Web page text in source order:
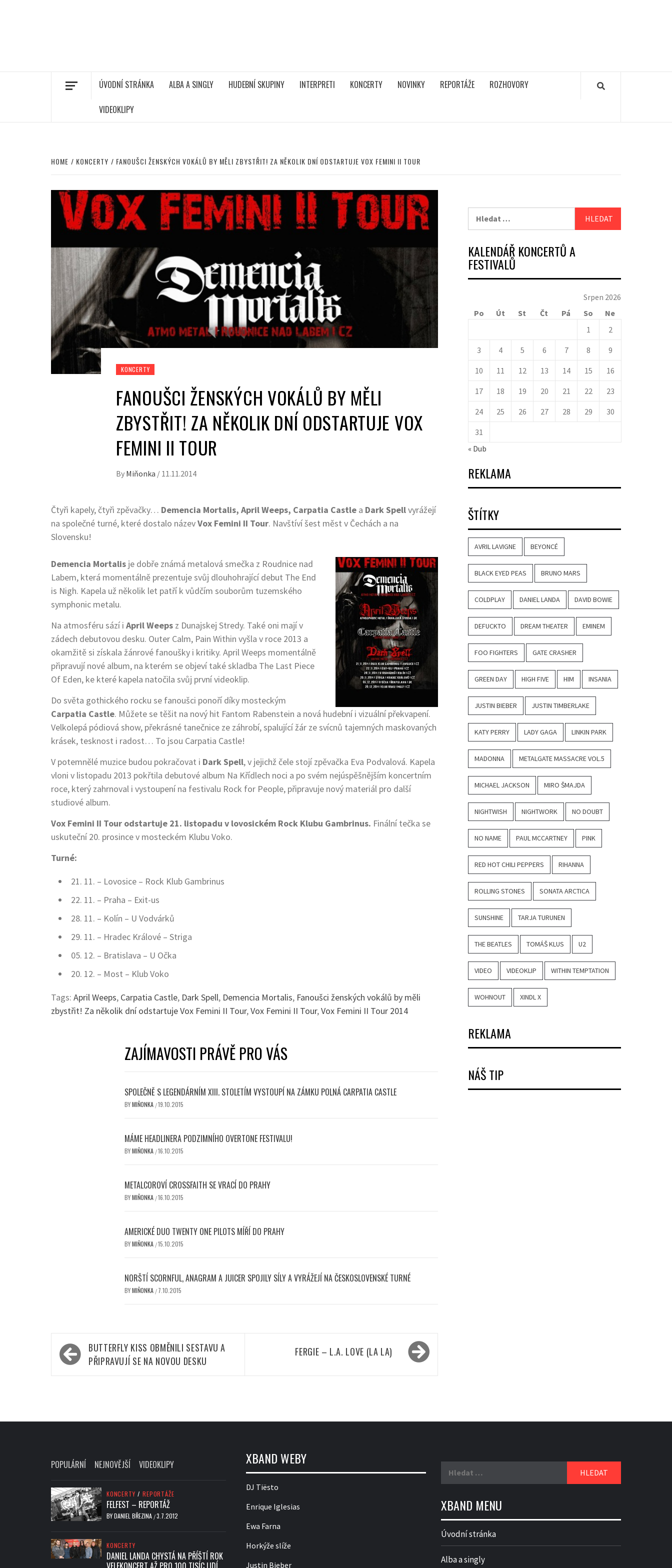
ÚVODNÍ STRÁNKA ALBA A SINGLY HUDEBNÍ SKUPINY INTERPRETI KONCERTY NOVINKY REPORTÁŽE ROZHOVORY
VIDEOKLIPY
HOME KONCERTY FANOUŠCI ŽENSKÝCH VOKÁLŮ BY MĚLI ZBYSTŘIT! ZA NĚKOLIK DNÍ ODSTARTUJE VOX FEMINI II TOUR
KONCERTY
FANOUŠCI ŽENSKÝCH VOKÁLŮ BY MĚLI
ZBYSTŘIT! ZA NĚKOLIK DNÍ ODSTARTUJE VOX
FEMINI II TOUR
By Miňonka / 11.11.2014
Čtyři kapely, čtyři zpěvačky… Demencia Mortalis, April Weeps, Carpatia Castle a Dark Spellvyrážejí
na společné turné, které dostalo názevVox Femini II Tour. Navštíví šest měst v Čechách a na
Slovensku!
Demencia Mortalis je dobře známá metalová smečka z Roudnice nad
Labem, která momentálně prezentuje svůj dlouhohrající debut The End
is Nigh. Kapela už několik let patří k vůdčím souborům tuzemského
symphonic metalu.
Na atmosféru sází i April Weeps z Dunajskej Stredy. Také oni mají v
zádech debutovou desku. Outer Calm, Pain Within vyšla v roce 2013 a
okamžitě si získala žánrové fanoušky i kritiky. April Weeps momentálně
připravují nové album, na kterém se objeví také skladba The Last Piece
Of Eden, ke které kapela natočila svůj první videoklip.
Do světa gothického rocku se fanoušci ponoří díky mosteckým
Carpatia Castle. Můžete se těšit na nový hit Fantom Rabenstein a nová hudební i vizuální překvapení.
Velkolepá pódiová show, překrásné tanečnice ze záhrobí, spalující žár ze svícnů tajemných maskovaných
krásek, tesknost i radost… To jsou Carpatia Castle!
V potemnělé muzice budou pokračovat i Dark Spell, v jejichž čele stojí zpěvačka Eva Podvalová. Kapela
vloni v listopadu 2013 pokřtila debutové album Na Křídlech noci a po svém nejúspěšnějším koncertním
roce, který zahrnoval i vystoupení na festivalu Rock for People, připravuje nový materiál pro další
studiové album.
Vox Femini II Tour odstartuje 21. listopadu v lovosickém Rock Klubu Gambrinus. Finální tečka se
uskuteční 20. prosince v mosteckém Klubu Voko.
Turné:
21. 11. – Lovosice – Rock Klub Gambrinus
22. 11. – Praha – Exit-us
28. 11. – Kolín – U Vodvárků
29. 11. – Hradec Králové – Striga
05. 12. – Bratislava – U Očka
20. 12. – Most – Klub Voko
Tags: April Weeps, Carpatia Castle, Dark Spell, Demencia Mortalis, Fanoušci ženských vokálů by měli
zbystřit! Za několik dní odstartuje Vox Femini II Tour,Vox Femini II Tour,Vox Femini II Tour 2014
ZAJÍMAVOSTI PRÁVĚ PRO VÁS
SPOLEČNĚ S LEGENDÁRNÍM XIII. STOLETÍM VYSTOUPÍ NA ZÁMKU POLNÁ CARPATIA CASTLE
BYMIŇONKA /19.10.2015
MÁME HEADLINERA PODZIMNÍHO OVERTONE FESTIVALU!
BYMIŇONKA /16.10.2015
METALCOROVÍ CROSSFAITH SE VRACÍ DO PRAHY
BYMIŇONKA /16.10.2015
AMERICKÉ DUO TWENTY ONE PILOTS MÍŘÍ DO PRAHY
BYMIŇONKA /15.10.2015
NORŠTÍ SCORNFUL, ANAGRAM A JUICER SPOJILY SÍLY A VYRÁŽEJÍ NA ČESKOSLOVENSKÉ TURNÉ
BYMIŇONKA / 7.10.2015
Navigace
pro
BUTTERFLY KISS OBMĚNILI SESTAVU A
PŘIPRAVUJÍ SE NA NOVOU DESKU
FERGIE – L.A. LOVE (LA LA)
KALENDÁŘ KONCERTŮ A
FESTIVALŮ
Srpen 2026
Po
Út St Čt Pá So
Ne
1
2
3 4 5 6 7 8 9
10 11 12 13 14 15 16
17 18 19 20 21 22 23
24 25 26 27 28 29 30
31
« Dub
REKLAMA
ŠTÍTKY
AVRIL LAVIGNE BEYONCÉ
BLACK EYED PEAS BRUNO MARS
COLDPLAY DANIEL LANDA DAVID BOWIE
DEFUCKTO DREAM THEATER EMINEM
FOO FIGHTERS GATE CRASHER
GREEN DAY HIGH FIVE HIM INSANIA
JUSTIN BIEBER JUSTIN TIMBERLAKE
KATY PERRY LADY GAGA LINKIN PARK
MADONNA METALGATE MASSACRE VOL.5
MICHAEL JACKSON MIRO ŠMAJDA
NIGHTWISH NIGHTWORK NO DOUBT
NO NAME PAUL MCCARTNEY PINK
RED HOT CHILI PEPPERS RIHANNA
ROLLING STONES SONATA ARCTICA
SUNSHINE TARJA TURUNEN
THE BEATLES TOMÁŠ KLUS U2
VIDEO VIDEOKLIP WITHIN TEMPTATION
WOHNOUT XINDL X
REKLAMA
NÁŠ TIP
POPULÁRNÍ NEJNOVĚJŠÍ VIDEOKLIPY
KONCERTY / REPORTÁŽE
FELFEST – REPORTÁŽ
BYDANIEL BŘEZINA /3.7.2012
KONCERTY
DANIEL LANDA CHYSTÁ NA PŘÍŠTÍ ROK
XBAND WEBY
DJ Tiësto
Enrique Iglesias
Ewa Farna
Horkýže slíže
Justin Bieber
XBAND MENU
Úvodní stránka
Alba a singly